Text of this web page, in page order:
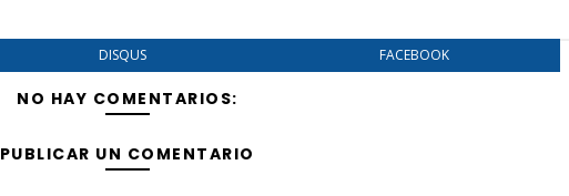
DISQUS FACEBOOK
NO HAY COMENTARIOS:
PUBLICAR UN COMENTARIO